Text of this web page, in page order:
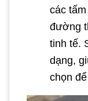
các
đường
tinh tế.
dạng,
chọn